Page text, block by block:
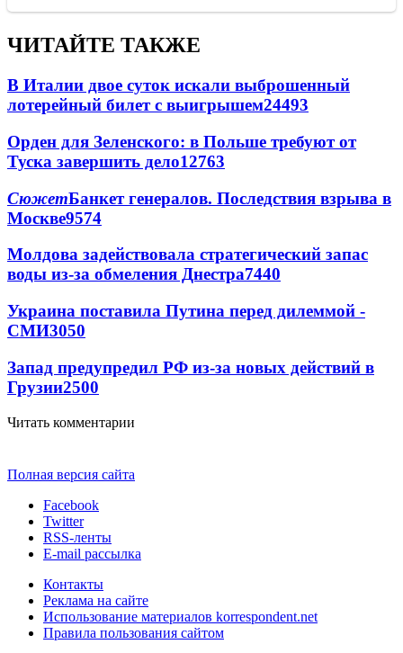
ЧИТАЙТЕ ТАКЖЕ
В Италии двое суток искали выброшенный
лотерейный билет с выигрышем24493
Орден для Зеленского: в Польше требуют от
Туска завершить дело12763
СюжетБанкет генералов. Последствия взрыва в
Москве9574
Молдова задействовала стратегический запас
воды из-за обмеления Днестра7440
Украина поставила Путина перед дилеммой -
СМИ3050
Запад предупредил РФ из-за новых действий в
Грузии2500
Читать комментарии
Полная версия сайта
Facebook
Twitter
RSS-ленты
E-mail рассылка
Контакты
Реклама на сайте
Использование материалов korrespondent.net
Правила пользования сайтом